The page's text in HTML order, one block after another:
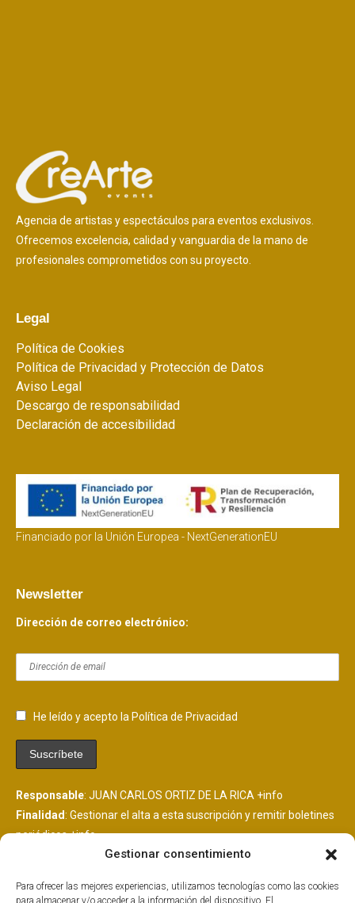
Gestionar consentimiento
Para ofrecer las mejores experiencias, utilizamos tecnologías como las cookies
para almacenar y/o acceder a la información del dispositivo. El
Agencia de artistas y espectáculos para eventos exclusivos.
Ofrecemos excelencia, calidad y vanguardia de la mano de
profesionales comprometidos con su proyecto.
Legal
Política de Cookies
Política de Privacidad y Protección de Datos
Aviso Legal
Descargo de responsabilidad
Declaración de accesibilidad
Financiado por la Unión Europea - NextGenerationEU
Newsletter
Dirección de correo electrónico:
He leído y acepto la Política de Privacidad
Responsable: JUAN CARLOS ORTIZ DE LA RICA +info
Finalidad: Gestionar el alta a esta suscripción y remitir boletines
periódicos+info
: Consentimiento del interesado+info
de envío de boletines alojada en EEUU y suscrita al EU